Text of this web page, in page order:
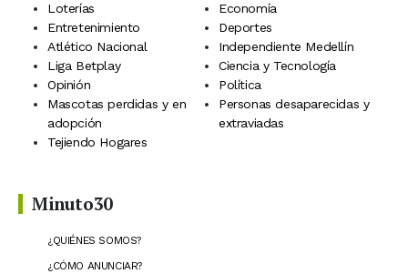
Loterías
Economía
Entretenimiento
Deportes
Atlético Nacional
Independiente Medellín
Liga Betplay
Ciencia y Tecnología
Opinión
Política
Mascotas perdidas y en
adopción
Personas desaparecidas y
extraviadas
Tejiendo Hogares
Minuto30
¿QUIÉNES SOMOS?
¿CÓMO ANUNCIAR?